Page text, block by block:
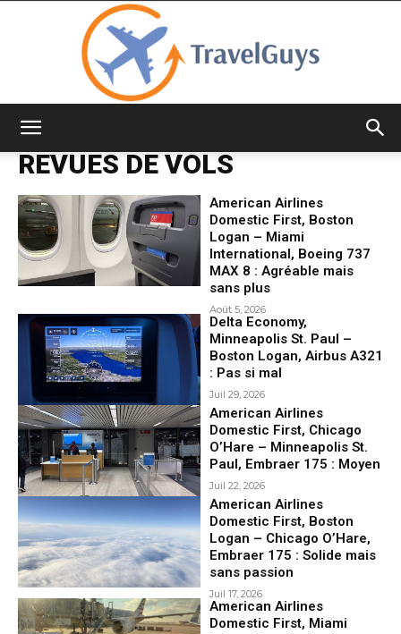
REVUES DE VOLS
American Airlines
Domestic First, Boston
Logan – Miami
International, Boeing 737
MAX 8 : Agréable mais
sans plus
Août 5, 2026
Delta Economy,
Minneapolis St. Paul –
Boston Logan, Airbus A321
: Pas si mal
Juil 29, 2026
American Airlines
Domestic First, Chicago
O’Hare – Minneapolis St.
Paul, Embraer 175 : Moyen
Juil 22, 2026
American Airlines
Domestic First, Boston
Logan – Chicago O’Hare,
Embraer 175 : Solide mais
sans passion
Juil 17, 2026
American Airlines
Domestic First, Miami